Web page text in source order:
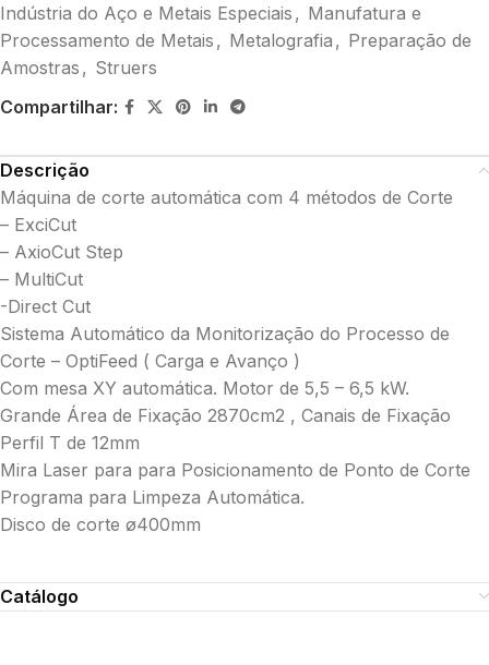
Indústria do Aço e Metais Especiais , Manufatura e
Processamento de Metais , Metalografia , Preparação de
Amostras , Struers
Compartilhar:
Descrição
Máquina de corte automática com 4 métodos de Corte
– ExciCut
– AxioCut Step
– MultiCut
-Direct Cut
Sistema Automático da Monitorização do Processo de
Corte – OptiFeed ( Carga e Avanço )
Com mesa XY automática. Motor de 5,5 – 6,5 kW.
Grande Área de Fixação 2870cm2 , Canais de Fixação
Perfil T de 12mm
Mira Laser para para Posicionamento de Ponto de Corte
Programa para Limpeza Automática.
Disco de corte ø400mm
Catálogo